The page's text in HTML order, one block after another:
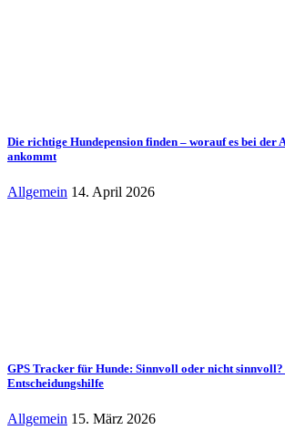
Die richtige Hundepension finden – worauf es bei der
ankommt
Allgemein 14. April 2026
GPS Tracker für Hunde: Sinnvoll oder nicht
Entscheidungshilfe
Allgemein 15. März 2026